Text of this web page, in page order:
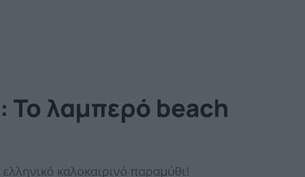
To λαμπερό beach
καλοκαιρινό παραμύθι!